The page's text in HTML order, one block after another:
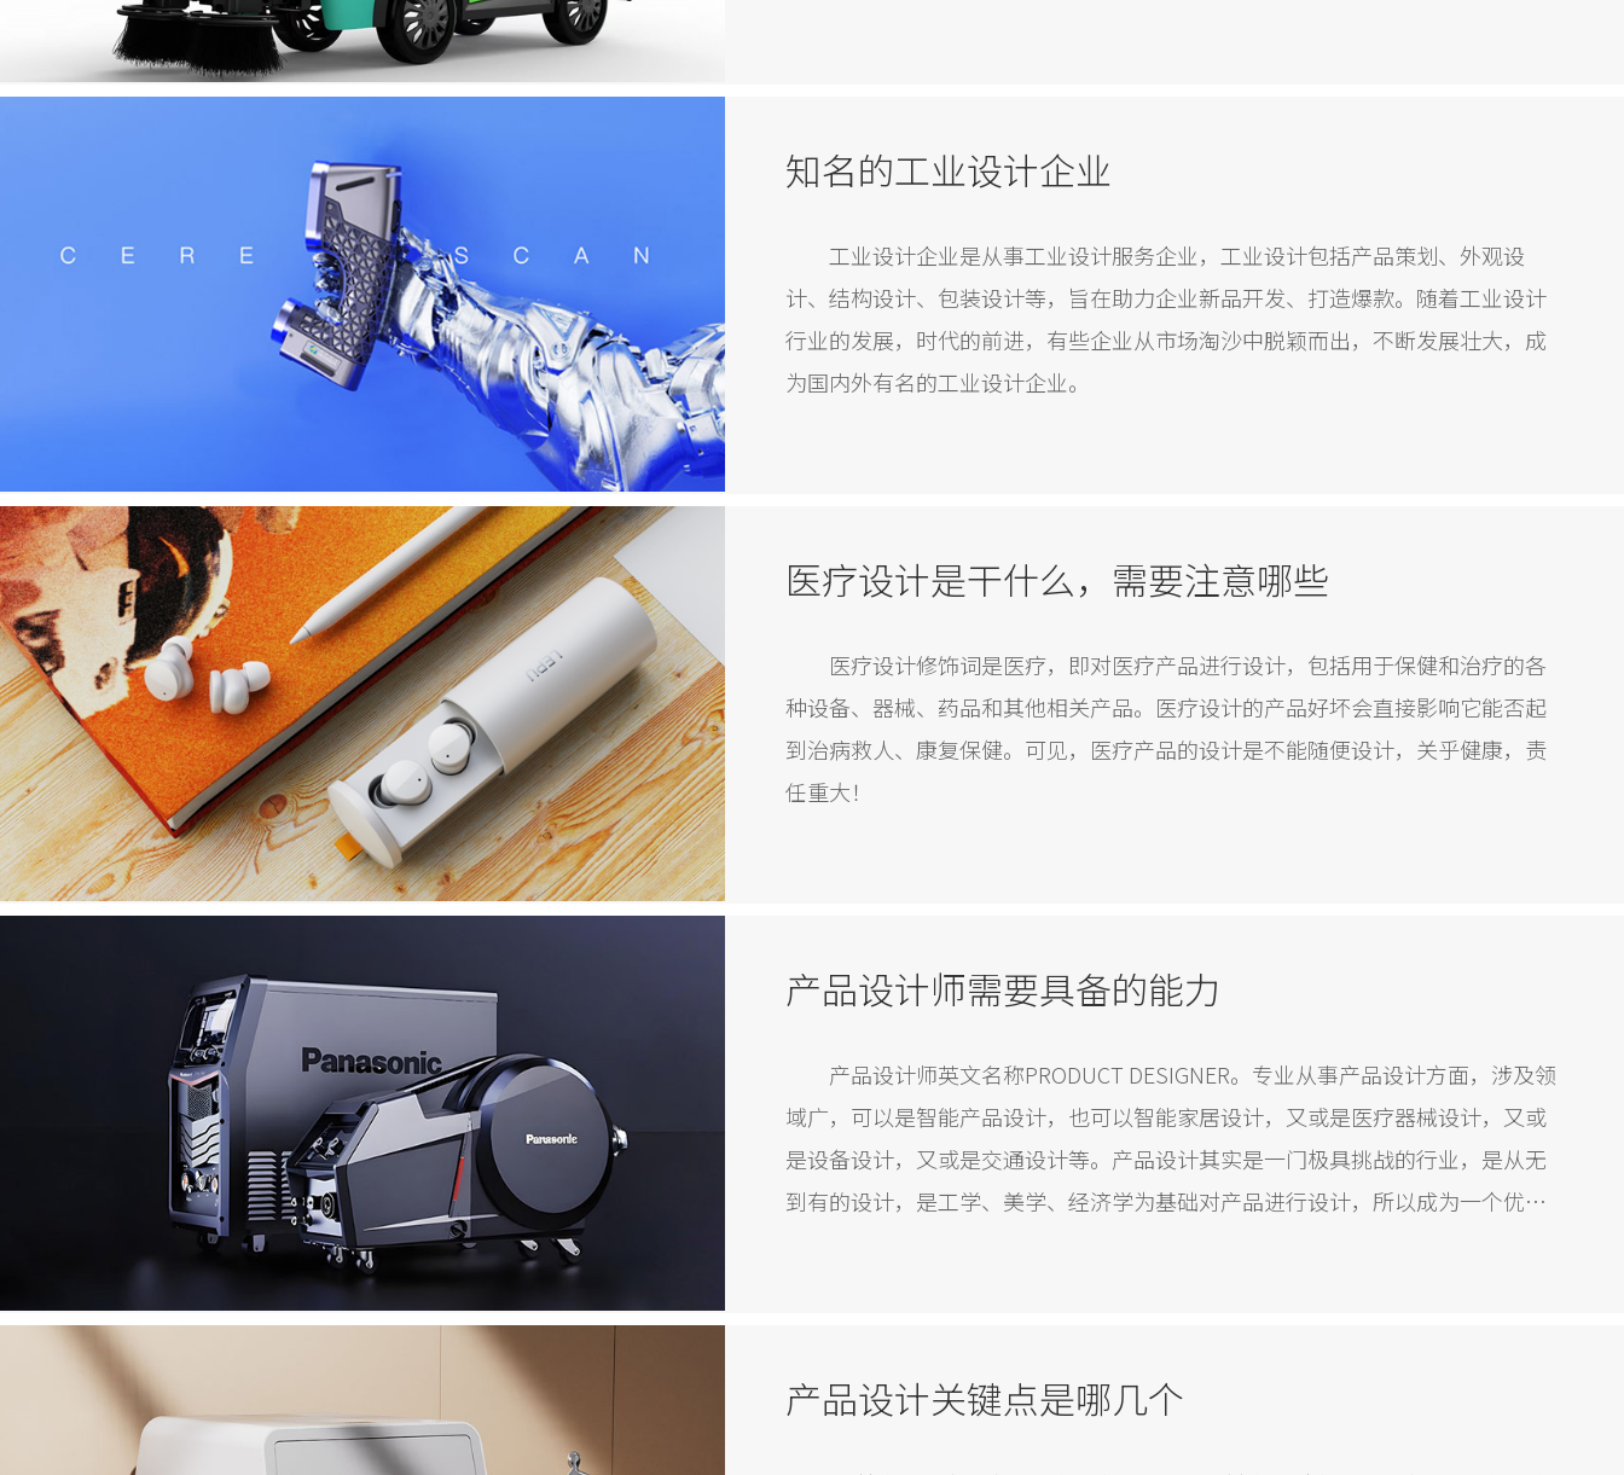
知名的工业设计企业
工业设计企业是从事工业设计服务企业，工业设计包括产品策划、外观设
计、结构设计、包装设计等，旨在助力企业新品开发、打造爆款。随着工业设计
行业的发展，时代的前进，有些企业从市场淘沙中脱颖而出，不断发展壮大，成
为国内外有名的工业设计企业。
医疗设计是干什么，需要注意哪些
医疗设计修饰词是医疗，即对医疗产品进行设计，包括用于保健和治疗的各
种设备、器械、药品和其他相关产品。医疗设计的产品好坏会直接影响它能否起
到治病救人、康复保健。可见，医疗产品的设计是不能随便设计，关乎健康，责
任重大！
产品设计师需要具备的能力
产品设计师英文名称PRODUCT DESIGNER。专业从事产品设计方面，涉及领
域广，可以是智能产品设计，也可以智能家居设计，又或是医疗器械设计，又或
是设备设计，又或是交通设计等。产品设计其实是一门极具挑战的行业，是从无
到有的设计，是工学、美学、经济学为基础对产品进行设计，所以成为一个优秀
产品设计关键点是哪几个